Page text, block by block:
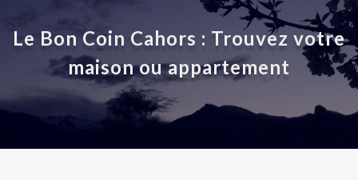
Le Bon Coin Cahors : Trouvez votre
maison ou appartement